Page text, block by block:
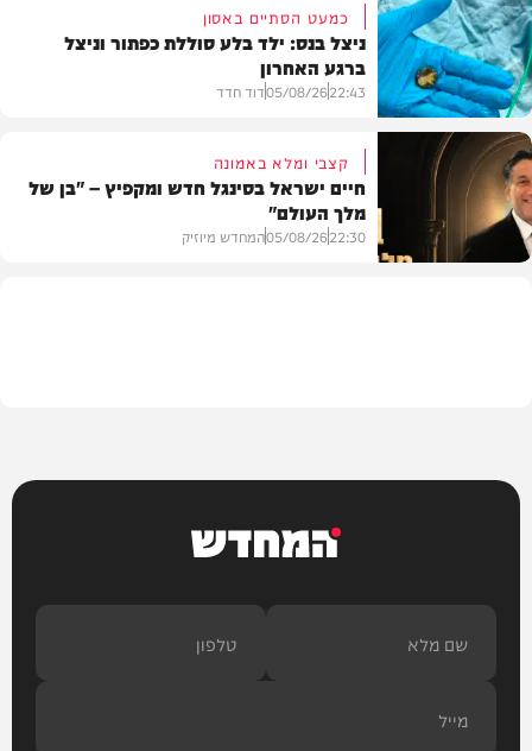
חדשות הרכב
בריאות
כמעט הסתיים באסון
ניצל בנס: ילד בלע סוללת כפתור וניצל
ברגע האחרון
22:43
05/08/26דוד חדד
קצבי ומלא באמונה
חיים ישראל בסינגל חדש ומקפיץ – "בן של
מלך העולם"
22:30
05/08/26המחדש מיוזיק
המחדש